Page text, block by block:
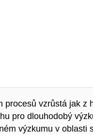
procesů vzrůstá jak z
pro dlouhodobý
výzkumu v oblasti